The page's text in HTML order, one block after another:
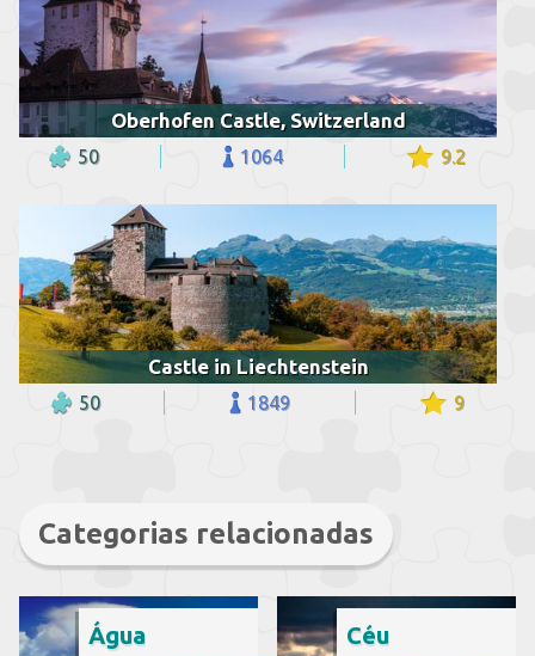
Oberhofen Castle, Switzerland
50 1064 9.2
Castle in Liechtenstein
50 1849 9
Categorias relacionadas
Água Céu